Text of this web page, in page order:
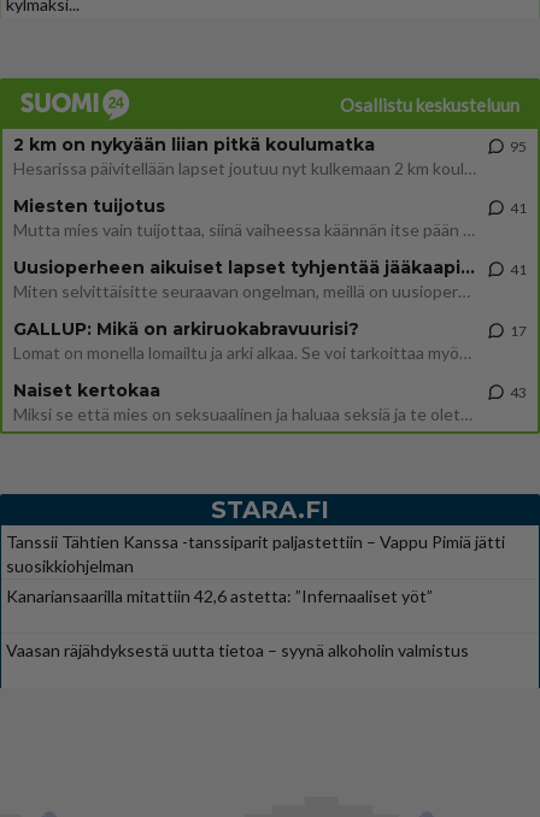
kylmäksi...
Osallistu keskusteluun
2 km on nykyään liian pitkä koulumatka
Hesarissa päivitellään lapset joutuu nyt kulkemaan 2 km kouluun jösses. Ruostefillarilla tuo matka menee vaikka miten äk
95
Miesten tuijotus
Mutta mies vain tuijottaa, siinä vaiheessa käännän itse pään pois. Mikä juttu? Yleensä jos joku tuijottaa tai katsoo, hä
41
Uusioperheen aikuiset lapset tyhjentää jääkaapin käydessään
Miten selvittäisitte seuraavan ongelman, meillä on uusioperhe, minulla teini-ikäiset lapset ja puolisolla aikuiset, jotk
41
GALLUP: Mikä on arkiruokabravuurisi?
Lomat on monella lomailtu ja arki alkaa. Se voi tarkoittaa myös sitä, että grillailut on grillattu ja palataan arjen ruo
17
Naiset kertokaa
Miksi se että mies on seksuaalinen ja haluaa seksiä ja te olette hänen mielestänne haluttava on vastenmielistä? Mikä sii
43
STARA.FI
Tanssii Tähtien Kanssa -tanssiparit paljastettiin – Vappu Pimiä jätti
suosikkiohjelman
Kanariansaarilla mitattiin 42,6 astetta: ”Infernaaliset yöt”
Vaasan räjähdyksestä uutta tietoa – syynä alkoholin valmistus